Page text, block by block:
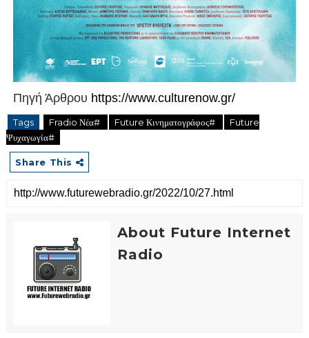
Πηγή Άρθρου https://www.culturenow.gr/
Tags Fradio Νέα# Future Κινηματογράφος#
Future
Ψυχαγωγία#
Share This
About Future Internet
Radio